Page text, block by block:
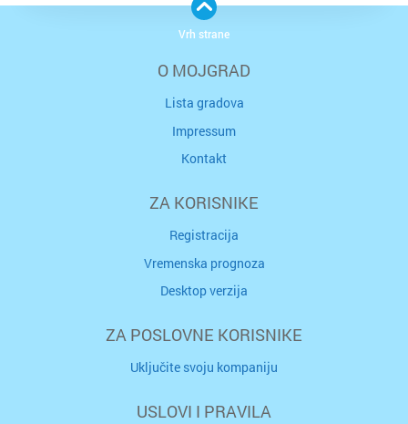
O MOJGRAD
Lista gradova
Impressum
Kontakt
ZA KORISNIKE
Registracija
Vremenska prognoza
Desktop verzija
ZA POSLOVNE KORISNIKE
Uključite svoju kompaniju
USLOVI I PRAVILA
Vrh strane